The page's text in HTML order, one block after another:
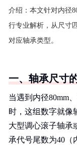
介绍： 本文针对内径
行专业解析，从尺寸
对应轴承类型。
一、轴承尺寸
当遇到内径80mm
时，这组数字就像
大型调心滚子轴承
承代号尾数为40（